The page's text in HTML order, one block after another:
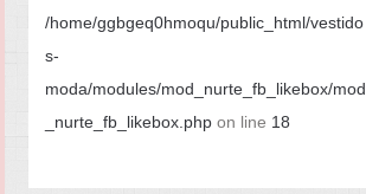
/home/ggbgeq0hmoqu/public_html/vestido
s-
moda/modules/mod_nurte_fb_likebox/mod
_nurte_fb_likebox.php on line 18